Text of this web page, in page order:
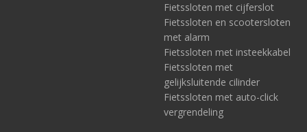
Fietssloten met cijferslot
Fietssloten en scootersloten
met alarm
Fietssloten met insteekkabel
Fietssloten met
gelijksluitende cilinder
Fietssloten met auto-click
vergrendeling